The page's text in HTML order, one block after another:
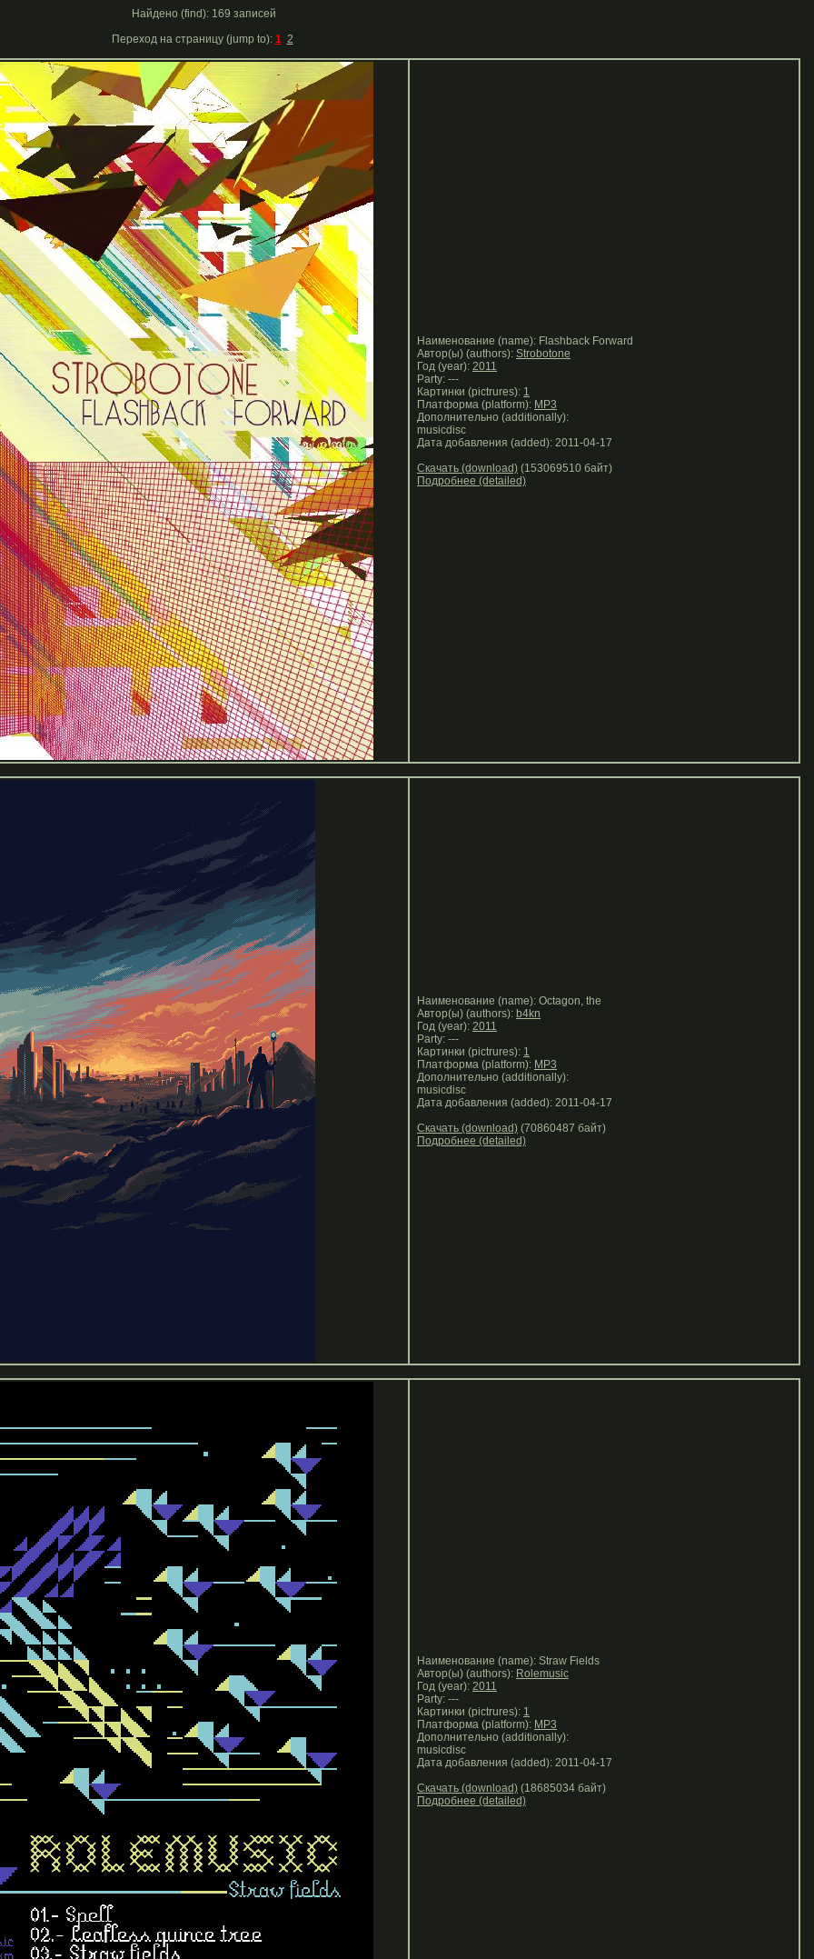
Найдено (find): 169 записей
Переход на страницу (jump to): 1 2
Наименование (name): Flashback Forward
Автор(ы) (authors): Strobotone
Год (year): 2011
Party: ---
Картинки (pictrures): 1
Платформа (platform): MP3
Дополнительно (additionally):
musicdisc
Дата добавления (added): 2011-04-17
Скачать (download) (153069510 байт)
Подробнее (detailed)
Наименование (name): Octagon, the
Автор(ы) (authors): b4kn
Год (year): 2011
Party: ---
Картинки (pictrures): 1
Платформа (platform): MP3
Дополнительно (additionally):
musicdisc
Дата добавления (added): 2011-04-17
Скачать (download) (70860487 байт)
Подробнее (detailed)
Наименование (name): Straw Fields
Автор(ы) (authors): Rolemusic
Год (year): 2011
Party: ---
Картинки (pictrures): 1
Платформа (platform): MP3
Дополнительно (additionally):
musicdisc
Дата добавления (added): 2011-04-17
Скачать (download) (18685034 байт)
Подробнее (detailed)